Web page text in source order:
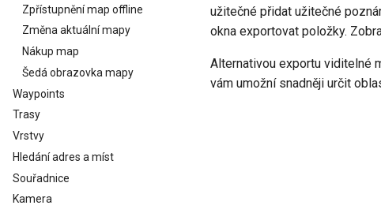
Zpřístupnění map offline
Změna aktuální mapy
Nákup map
Šedá obrazovka mapy
Waypoints
Trasy
Vrstvy
Hledání adres a míst
Souřadnice
Kamera
užitečné přidat užitečné
okna exportovat položky.
Alternativou exportu viditelné
vám umožní snadněji určit